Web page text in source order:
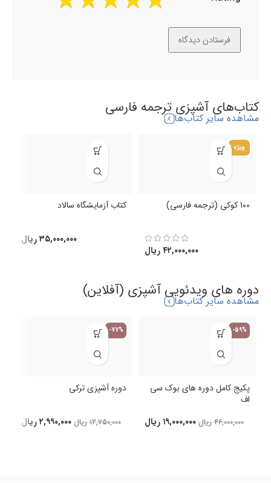
کتاب‌های آشپزی ترجمه فارسی
مشاهده سایر کتاب‌ها
ویژه
100 کوکی (ترجمه فارسی)
۴۲,۰۰۰,۰۰۰ریال
کتاب آزمایشگاه سالاد
۳۵,۰۰۰,۰۰۰ریال
دوره های ویدئویی آشپزی (آفلاین)
مشاهده سایر کتاب‌ها
-59%
پکیج کامل دوره های بوک سی
اف
۴۶,۰۰۰,۰۰۰ ریال ۱۹,۰۰۰,۰۰۰ ریال
-77%
دوره آشپزی ترکی
۱۲,۷۵۰,۰۰۰ ریال ۲,۹۹۰,۰۰۰ریال